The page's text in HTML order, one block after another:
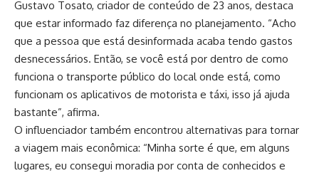
Gustavo Tosato, criador de conteúdo de 23 anos, destaca
que estar informado faz diferença no planejamento. “Acho
que a pessoa que está desinformada acaba tendo gastos
desnecessários. Então, se você está por dentro de como
funciona o transporte público do local onde está, como
funcionam os aplicativos de motorista e táxi, isso já ajuda
bastante”, afirma.
O influenciador também encontrou alternativas para tornar
a viagem mais econômica: “Minha sorte é que, em alguns
lugares, eu consegui moradia por conta de conhecidos e